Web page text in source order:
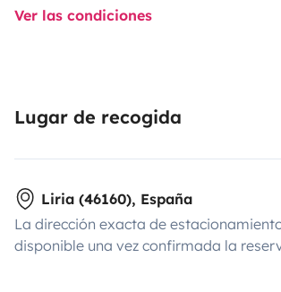
Ver las condiciones
Lugar de recogida
Liria (46160), España
La dirección exacta de
disponible una vez confirmada la